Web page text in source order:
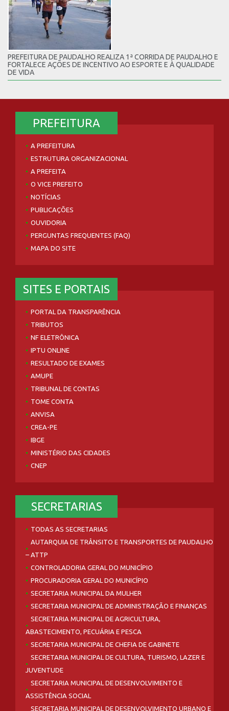
PREFEITURA DE PAUDALHO REALIZA 1ª CORRIDA DE PAUDALHO E
FORTALECE AÇÕES DE INCENTIVO AO ESPORTE E À QUALIDADE
DE VIDA
PREFEITURA
A PREFEITURA
ESTRUTURA ORGANIZACIONAL
A PREFEITA
O VICE PREFEITO
NOTÍCIAS
PUBLICAÇÕES
OUVIDORIA
PERGUNTAS FREQUENTES (FAQ)
MAPA DO SITE
SITES E PORTAIS
PORTAL DA TRANSPARÊNCIA
TRIBUTOS
NF ELETRÔNICA
IPTU ONLINE
RESULTADO DE EXAMES
AMUPE
TRIBUNAL DE CONTAS
TOME CONTA
ANVISA
CREA-PE
IBGE
MINISTÉRIO DAS CIDADES
CNEP
SECRETARIAS
TODAS AS SECRETARIAS
AUTARQUIA DE TRÂNSITO E TRANSPORTES DE PAUDALHO
– ATTP
CONTROLADORIA GERAL DO MUNICÍPIO
PROCURADORIA GERAL DO MUNICÍPIO
SECRETARIA MUNICIPAL DA MULHER
SECRETARIA MUNICIPAL DE ADMINISTRAÇÃO E FINANÇAS
SECRETARIA MUNICIPAL DE AGRICULTURA,
ABASTECIMENTO, PECUÁRIA E PESCA
SECRETARIA MUNICIPAL DE CHEFIA DE GABINETE
SECRETARIA MUNICIPAL DE CULTURA, TURISMO, LAZER E
JUVENTUDE
SECRETARIA MUNICIPAL DE DESENVOLVIMENTO E
ASSISTÊNCIA SOCIAL
SECRETARIA MUNICIPAL DE DESENVOLVIMENTO URBANO E